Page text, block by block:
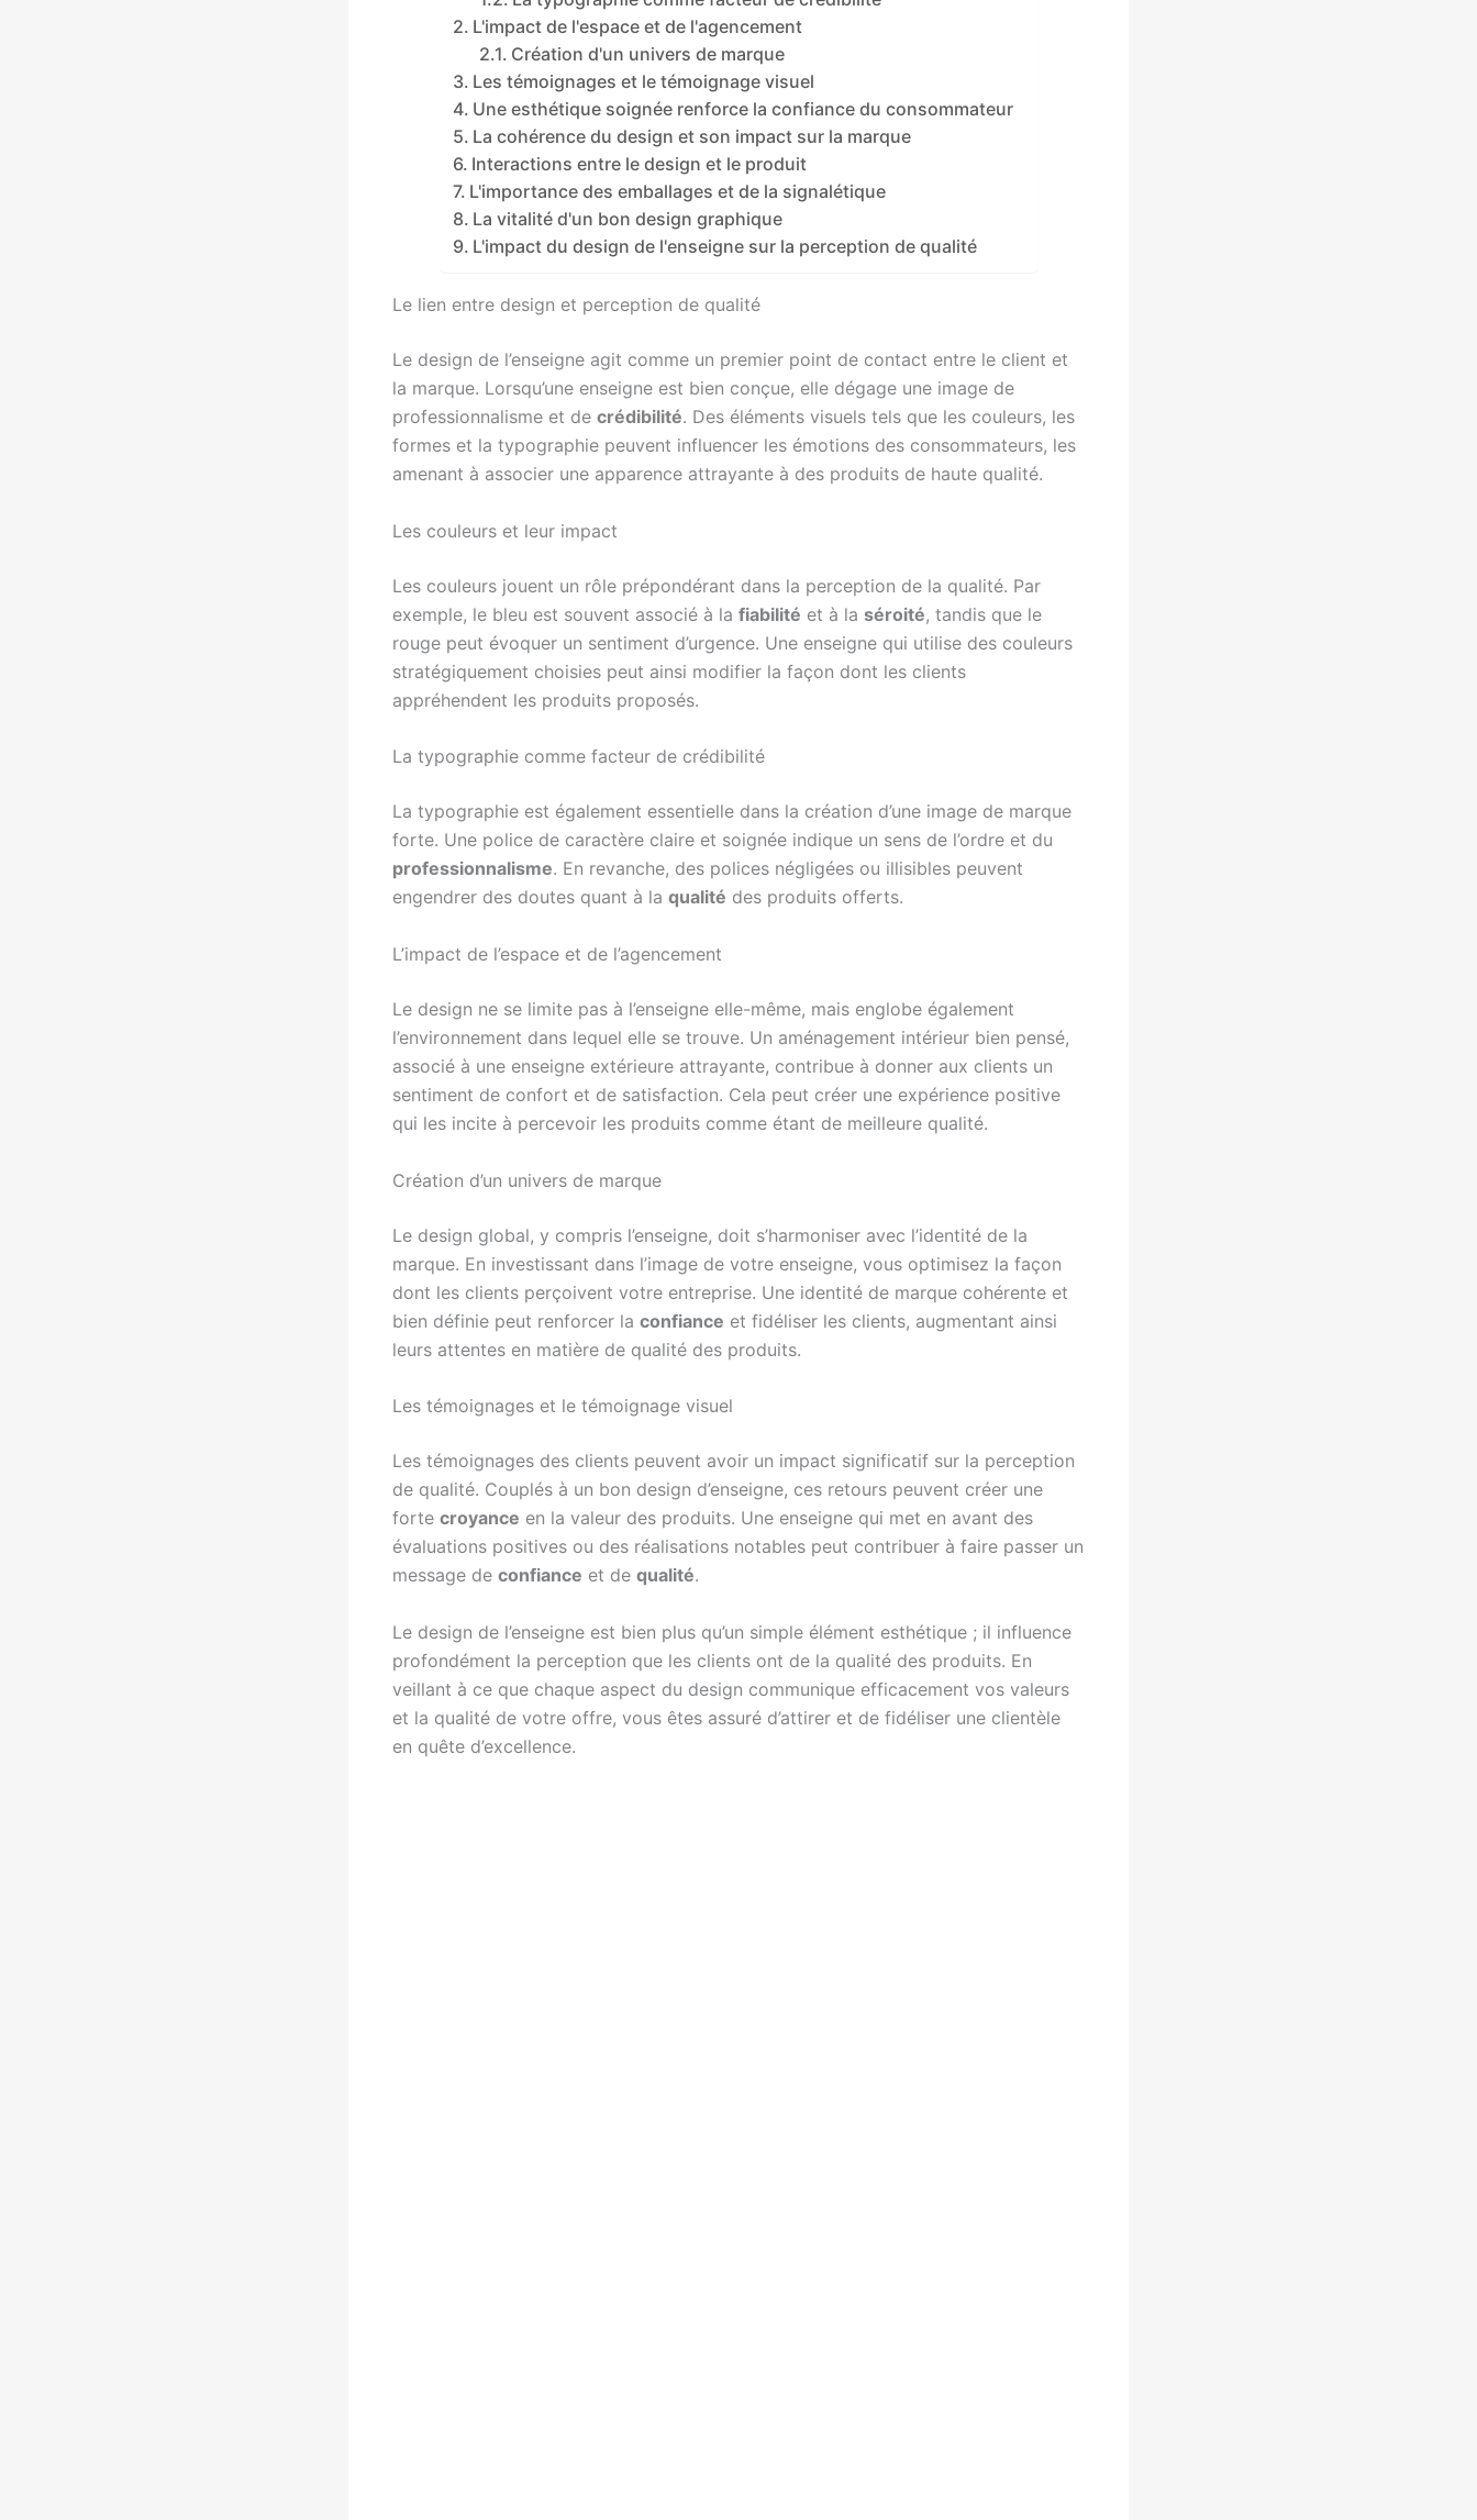
L'impact de l'espace et de l'agencement
Création d'un univers de marque
Les témoignages et le témoignage visuel
Une esthétique soignée renforce la confiance du consommateur
La cohérence du design et son impact sur la marque
Interactions entre le design et le produit
L'importance des emballages et de la signalétique
La vitalité d'un bon design graphique
L'impact du design de l'enseigne sur la perception de qualité
Le lien entre design et perception de qualité
Le design de l’enseigne agit comme un premier point de contact entre le client et
la marque. Lorsqu’une enseigne est bien conçue, elle dégage une image de
professionnalisme et de crédibilité. Des éléments visuels tels que les couleurs, les
formes et la typographie peuvent influencer les émotions des consommateurs, les
amenant à associer une apparence attrayante à des produits de haute qualité.
Les couleurs et leur impact
Les couleurs jouent un rôle prépondérant dans la perception de la qualité. Par
exemple, le bleu est souvent associé à la fiabilité et à la séroité, tandis que le
rouge peut évoquer un sentiment d’urgence. Une enseigne qui utilise des couleurs
stratégiquement choisies peut ainsi modifier la façon dont les clients
appréhendent les produits proposés.
La typographie comme facteur de crédibilité
La typographie est également essentielle dans la création d’une image de marque
forte. Une police de caractère claire et soignée indique un sens de l’ordre et du
professionnalisme. En revanche, des polices négligées ou illisibles peuvent
engendrer des doutes quant à la qualité des produits offerts.
L’impact de l’espace et de l’agencement
Le design ne se limite pas à l’enseigne elle-même, mais englobe également
l’environnement dans lequel elle se trouve. Un aménagement intérieur bien pensé,
associé à une enseigne extérieure attrayante, contribue à donner aux clients un
sentiment de confort et de satisfaction. Cela peut créer une expérience positive
qui les incite à percevoir les produits comme étant de meilleure qualité.
Création d’un univers de marque
Le design global, y compris l’enseigne, doit s’harmoniser avec l’identité de la
marque. En investissant dans l’image de votre enseigne, vous optimisez la façon
dont les clients perçoivent votre entreprise. Une identité de marque cohérente et
bien définie peut renforcer la confiance et fidéliser les clients, augmentant ainsi
leurs attentes en matière de qualité des produits.
Les témoignages et le témoignage visuel
Les témoignages des clients peuvent avoir un impact significatif sur la perception
de qualité. Couplés à un bon design d’enseigne, ces retours peuvent créer une
forte croyance en la valeur des produits. Une enseigne qui met en avant des
évaluations positives ou des réalisations notables peut contribuer à faire passer un
message de confiance et de qualité.
Le design de l’enseigne est bien plus qu’un simple élément esthétique ; il influence
profondément la perception que les clients ont de la qualité des produits. En
veillant à ce que chaque aspect du design communique efficacement vos valeurs
et la qualité de votre offre, vous êtes assuré d’attirer et de fidéliser une clientèle
en quête d’excellence.